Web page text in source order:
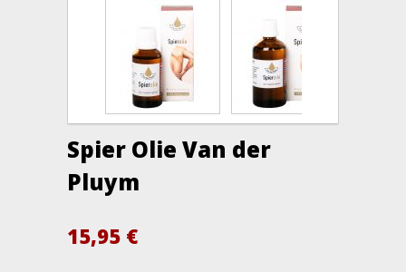
Spier Olie Van der
Pluym
15,95 €